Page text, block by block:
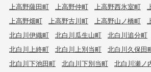
上高野薩田町
上高野仲町 上高野西氷室町
上高野畑町
上高野古川町 上高野山ノ橋町
北白川伊織町
北白川瓜生山町 北白川追分町
北白川上終町
北白川上別当町 北白川久保田
北白川下池田町
北白川下別当町 北白川瀬ノ